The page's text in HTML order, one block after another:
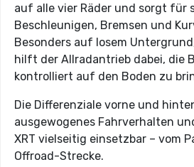
auf alle vier Räder und sorgt für
Beschleunigen, Bremsen und
Besonders auf losem
hilft der Allradantrieb dabei, die
kontrolliert auf den Boden zu
Die Differenziale vorne und
ausgewogenes Fahrverhalten
XRT vielseitig einsetzbar – vom
Offroad-Strecke.